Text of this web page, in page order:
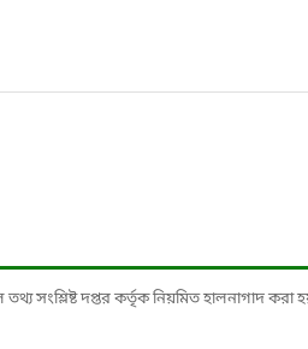
সংশ্লিষ্ট দপ্তর কর্তৃক নিয়মিত হালনাগাদ করা